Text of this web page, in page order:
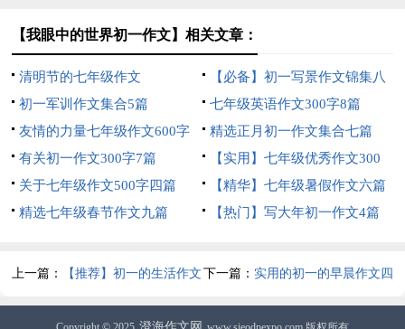
【我眼中的世界初一作文】相关文章：
清明节的七年级作文
【必备】初一写景作文锦集八
篇
初一军训作文集合5篇
七年级英语作文300字8篇
友情的力量七年级作文600字
精选正月初一作文集合七篇
有关初一作文300字7篇
【实用】七年级优秀作文300
字集锦6篇
关于七年级作文500字四篇
【精华】七年级暑假作文六篇
精选七年级春节作文九篇
【热门】写大年初一作文4篇
上一篇： 【推荐】初一的生活作文
300字3篇
下一篇： 实用的初一的早晨作文四
篇